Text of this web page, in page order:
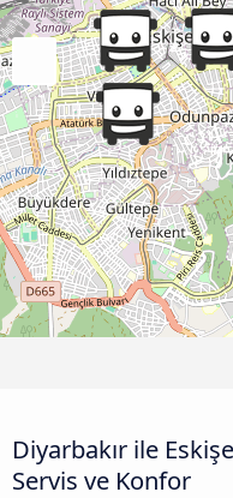
Diyarbakır ile
Servis ve Konfor